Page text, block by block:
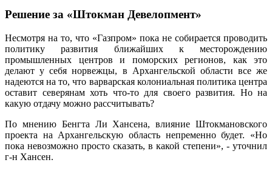
Решение за «Штокман Девелопмент»
Несмотря на то, что «Газпром» пока не собирается проводить
политику развития ближайших к месторождению
промышленных центров и поморских регионов, как это
делают у себя норвежцы, в Архангельской области все же
надеются на то, что варварская колониальная политика центра
оставит северянам хоть что-то для своего развития. Но на
какую отдачу можно рассчитывать?
По мнению Бенгта Ли Хансена, влияние Штокмановского
проекта на Архангельскую область непременно будет. «Но
пока невозможно просто сказать, в какой степени», - уточнил
г-н Хансен.